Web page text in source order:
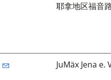
耶拿地区福音
JuMäx Jena e.